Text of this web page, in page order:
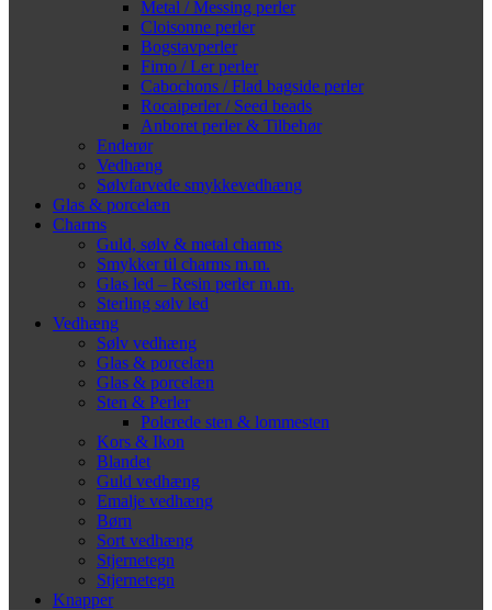
Metal / Messing perler
Cloisonne perler
Bogstavperler
Fimo / Ler perler
Cabochons / Flad bagside perler
Rocaiperler / Seed beads
Anboret perler & Tilbehør
Enderør
Vedhæng
Sølvfarvede smykkevedhæng
Glas & porcelæn
Charms
Guld, sølv & metal charms
Smykker til charms m.m.
Glas led – Resin perler m.m.
Sterling sølv led
Vedhæng
Sølv vedhæng
Glas & porcelæn
Glas & porcelæn
Sten & Perler
Polerede sten & lommesten
Kors & Ikon
Blandet
Guld vedhæng
Emalje vedhæng
Børn
Sort vedhæng
Stjernetegn
Stjernetegn
Knapper